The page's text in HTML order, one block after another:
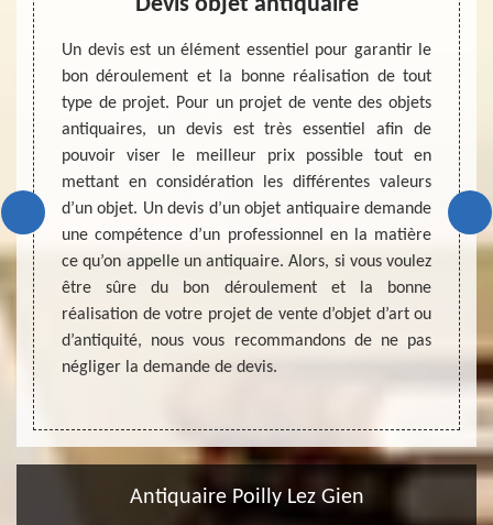
de
le
par
an
d’un
le
dire
soit
Un devis est un élément essentiel pour garantir le
bon déroulement et la bonne réalisation de tout
type de projet. Pour un projet de vente des objets
antiquaires, un devis est très essentiel afin de
pouvoir viser le meilleur prix possible tout en
mettant en considération les différentes valeurs
d’un objet. Un devis d’un objet antiquaire demande
une compétence d’un professionnel en la matière
ce qu’on appelle un antiquaire. Alors, si vous voulez
être sûre du bon déroulement et la bonne
réalisation de votre projet de vente d’objet d’art ou
d’antiquité, nous vous recommandons de ne pas
négliger la demande de devis.
Un
que
ayez
vous
achat.
Antiquaire Poilly Lez Gien